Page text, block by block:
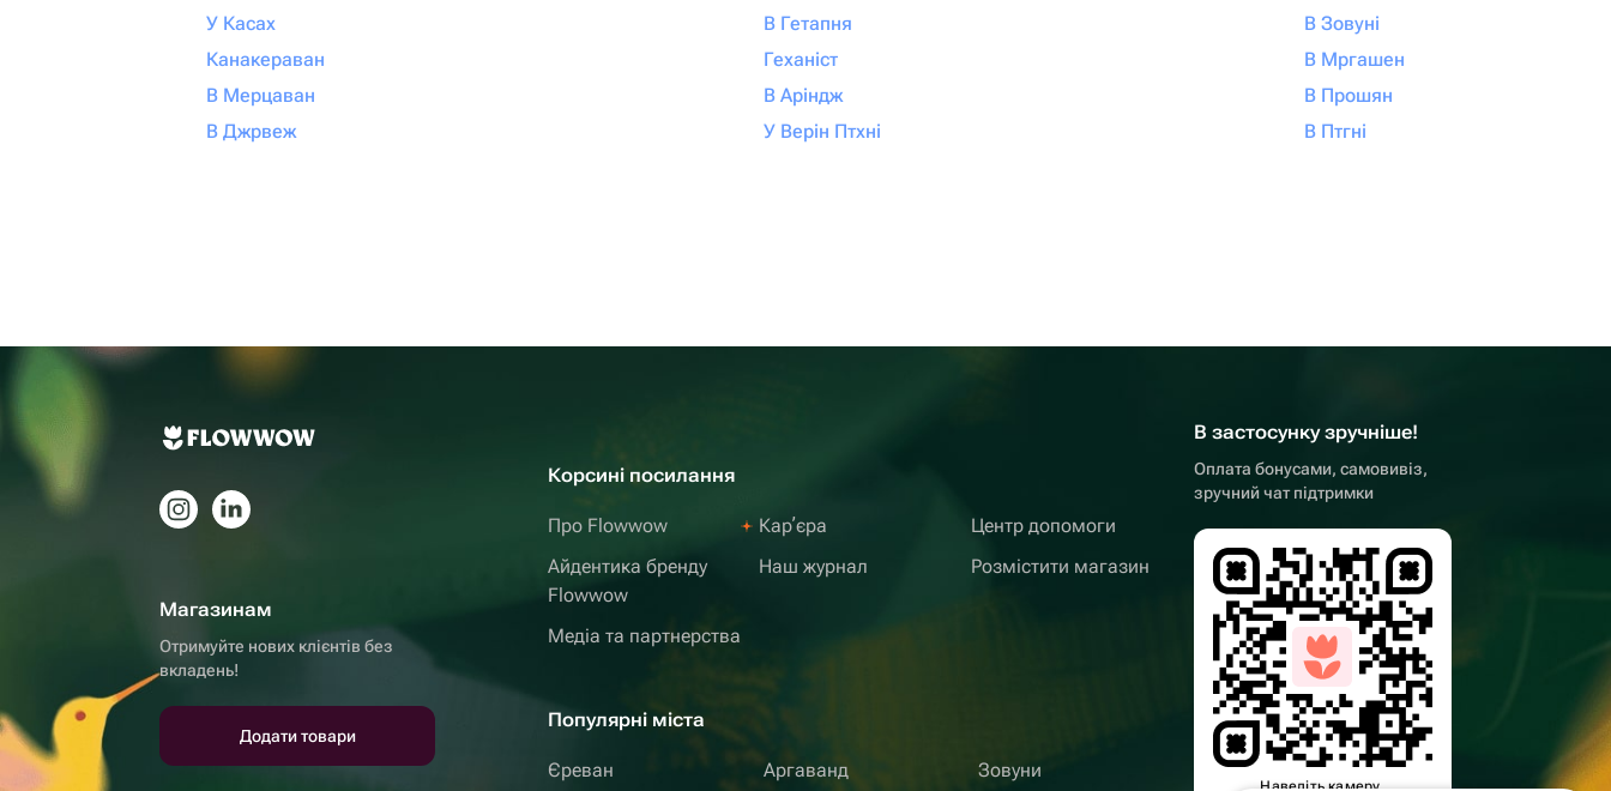
У Касах
Канакераван
В Мерцаван
В Джрвеж
В Гетапня
Геханіст
В Аріндж
У Верін Птхні
В Зовуні
В Мргашен
В Прошян
В Птгні
Магазинам
Отримуйте нових клієнтів без
вкладень!
Додати товари
Корсині посилання
Про Flowwow
Айдентика бренду
Flowwow
Медіа та партнерства
Карʼєра
Наш журнал
Центр допомоги
Розмістити магазин
Популярні міста
Єреван Аргаванд Зовуни
В застосунку зручніше!
Оплата бонусами, самовивіз,
зручний чат підтримки
Наведіть камеру,